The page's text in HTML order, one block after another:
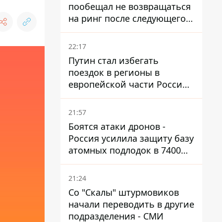
пообещал не возвращаться
на ринг после следующего
боя
22:17
Путин стал избегать
поездок в регионы в
европейской части России,
куда регулярно долетают
дроны
21:57
Боятся атаки дронов -
Россия усилила защиту базу
атомных подлодок в 7400
км от Украины
21:24
Со "Скалы" штурмовиков
начали переводить в другие
подразделения - СМИ